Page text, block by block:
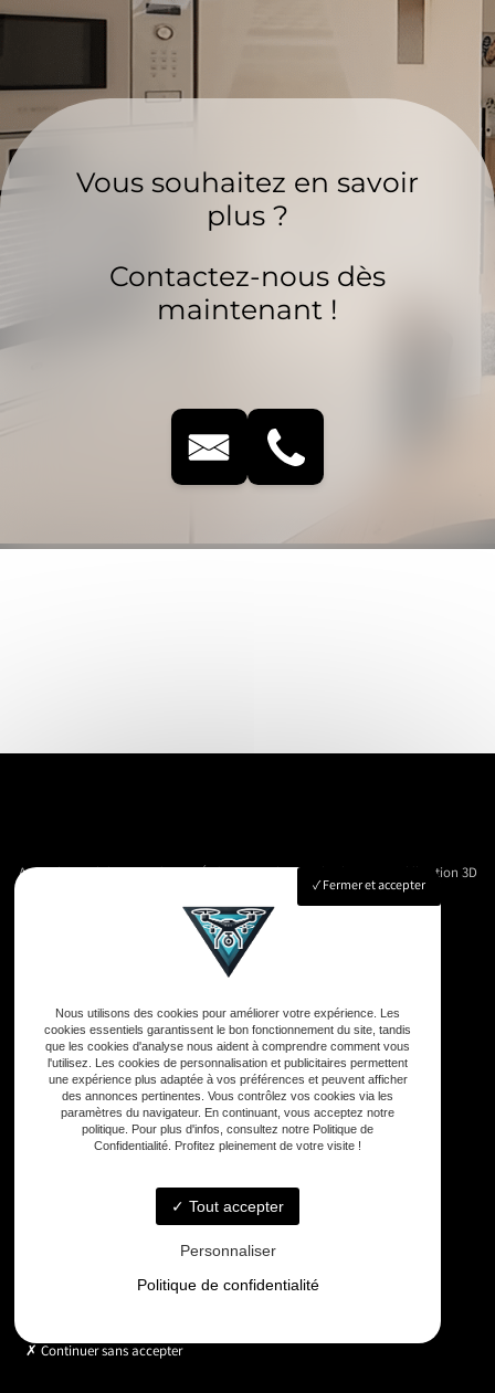
Vous souhaitez en savoir
plus ?
Contactez-nous dès
maintenant !
Accueil Suivi de chantier
Modélisation 3D
Contact
Adresse
33590 Vensac
Téléphone
06 33 48 35 75
Email
contact@gd-drones-services.fr
Horaires
Fermer et accepter
Nous utilisons des cookies pour améliorer votre expérience. Les
cookies essentiels garantissent le bon fonctionnement du site, tandis
que les cookies d'analyse nous aident à comprendre comment vous
l'utilisez. Les cookies de personnalisation et publicitaires permettent
une expérience plus adaptée à vos préférences et peuvent afficher
des annonces pertinentes. Vous contrôlez vos cookies via les
paramètres du navigateur. En continuant, vous acceptez notre
politique. Pour plus d'infos, consultez notre Politique de
Confidentialité. Profitez pleinement de votre visite !
Tout accepter
Personnaliser
Politique de confidentialité
Continuer sans accepter